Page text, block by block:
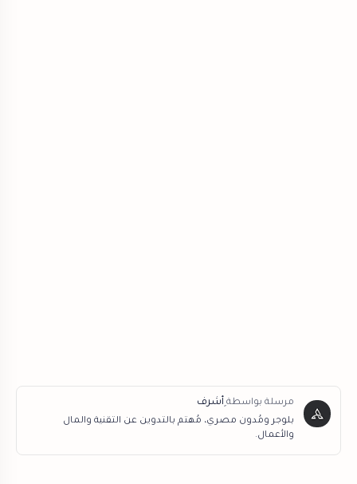
بلوجر ومُدون مصري، مُهتم بالتدوين عن التقنية والمال
والأعمال.